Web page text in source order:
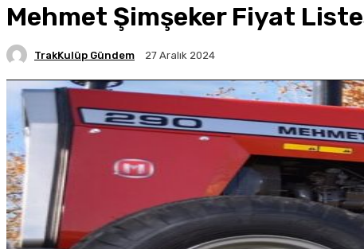
Mehmet Şimşeker Fiyat
TrakKulüp Gündem 27 Aralık 2024